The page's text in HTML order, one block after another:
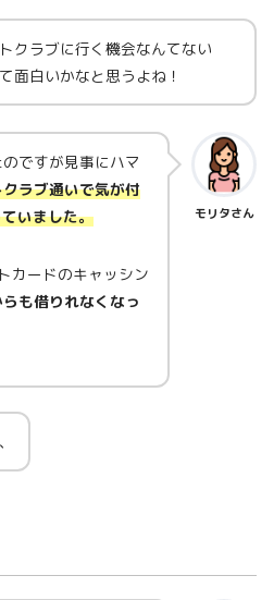
クラブに行く機会なんてない
面白いかなと思うよね！
ですが見事にハマ
ラブ通いで気が付
いました。
カードのキャッシン
らも借りれなくなっ
モリタさん